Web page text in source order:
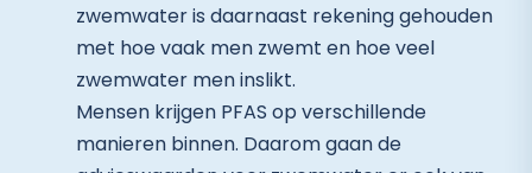
zwemwater is daarnaast rekening gehouden
met hoe vaak men zwemt en hoe veel
zwemwater men inslikt.
Mensen krijgen PFAS op verschillende
manieren binnen. Daarom gaan de